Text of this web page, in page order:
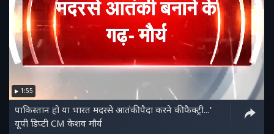
1:55
पाकिस्‍तान हो या भारत मदरसे आतंकी पैदा करने की फैक्ट्री...'
यूपी डिप्‍टी CM केशव मौर्य